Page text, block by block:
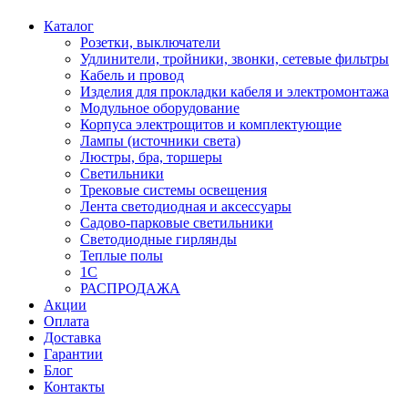
Каталог
Розетки, выключатели
Удлинители, тройники, звонки, сетевые фильтры
Кабель и провод
Изделия для прокладки кабеля и электромонтажа
Модульное оборудование
Корпуса электрощитов и комплектующие
Лампы (источники света)
Люстры, бра, торшеры
Светильники
Трековые системы освещения
Лента светодиодная и аксессуары
Садово-парковые светильники
Светодиодные гирлянды
Теплые полы
1С
РАСПРОДАЖА
Акции
Оплата
Доставка
Гарантии
Блог
Контакты